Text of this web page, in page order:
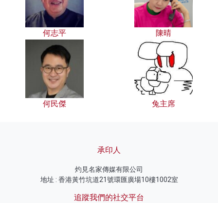
何志平 陳晴
何民傑 兔主席
承印人
灼見名家傳媒有限公司
地址 : 香港黃竹坑道21號環匯廣場10樓1002室
追蹤我們的社交平台